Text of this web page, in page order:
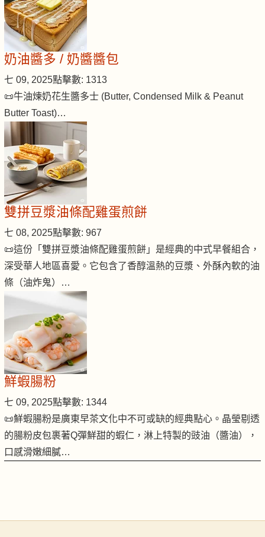
奶油醬多 / 奶醬醬包
七 09, 2025點擊數: 1313
📜牛油煉奶花生醬多士 (Butter, Condensed Milk & Peanut
Butter Toast)…
雙拼豆漿油條配雞蛋煎餅
七 08, 2025點擊數: 967
📜這份「雙拼豆漿油條配雞蛋煎餅」是經典的中式早餐組合，
深受華人地區喜愛。它包含了香醇溫熱的豆漿、外酥內軟的油
條（油炸鬼）…
鮮蝦腸粉
七 09, 2025點擊數: 1344
📜鮮蝦腸粉是廣東早茶文化中不可或缺的經典點心。晶瑩剔透
的腸粉皮包裹著Q彈鮮甜的蝦仁，淋上特製的豉油（醬油），
口感滑嫩細膩…